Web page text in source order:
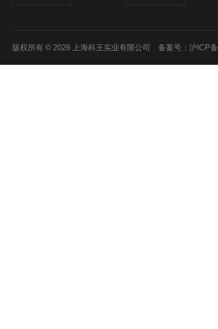
版权所有 © 2026 上海科王实业有限公司 备案号：沪ICP